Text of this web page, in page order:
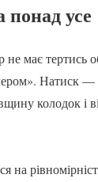
понад усе
не має тертись
Натиск —
колодок і
на